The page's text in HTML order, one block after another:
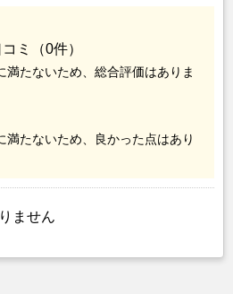
ミ（0件）
たないため、総合評価はありま
たないため、良かった点はあり
ません